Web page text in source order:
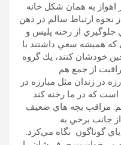
به همان شكل خانه
نحوه ارتباط سالم در ذهن
جلوگيري از رخنه پليس و
كه هميشه سعي داشتند با
خودشان كنند، يك گروه
از جمع هم
در زندان مثل مبارزه در
كه در ما رخنه كند.
مراقب بچه هاي ضعيف
از جانب برخي به
گوناگون نگاه مي‌كرد.